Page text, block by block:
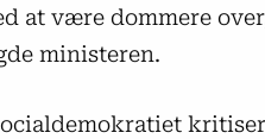
at være dommere
ministeren.